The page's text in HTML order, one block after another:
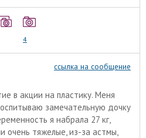
4
ссылка на сообщение
в акции на пластику. Меня
замечательную дочку
я набрала 27 кг,
очень тяжелые, из-за астмы,